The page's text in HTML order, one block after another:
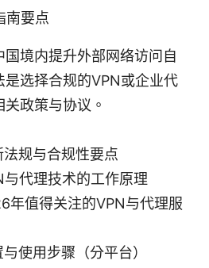
南要点
境内提升外部网络访问自
是选择合规的VPN或企业代
政策与协议。
规与合规性要点
代理技术的工作原理
年值得关注的VPN与代理服
使用步骤（分平台）